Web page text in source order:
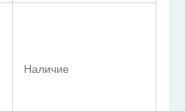
Наличие